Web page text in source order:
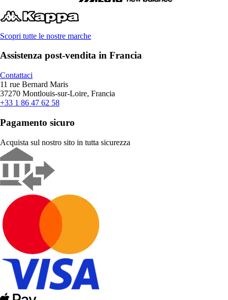
Scopri tutte le nostre marche
Assistenza post-vendita in Francia
Contattaci
11 rue Bernard Maris
37270 Montlouis-sur-Loire, Francia
+33 1 86 47 62 58
Pagamento sicuro
Acquista sul nostro sito in tutta sicurezza